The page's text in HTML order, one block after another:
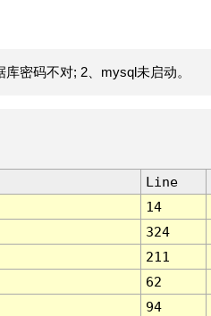
密码不对; 2、mysql未启动。
Line
14
324
211
62
94